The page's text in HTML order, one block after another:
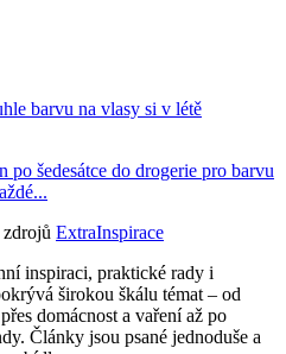
barvu na vlasy si v létě
po šedesátce do drogerie pro barvu
ExtraInspirace
inspiraci, praktické rady i
širokou škálu témat – od
domácnost a vaření až po
Články jsou psané jednoduše a